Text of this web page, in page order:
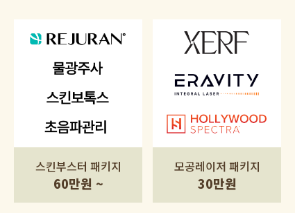
스킨부스터 패키지
60만원 ~
모공레이저 패키지
30만원